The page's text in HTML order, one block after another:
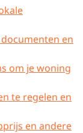
en
om je woning
te regelen en
en andere